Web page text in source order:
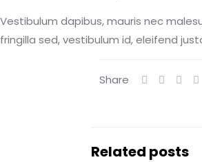
Vestibulum dapibus, mauris nec
fringilla sed, vestibulum id, eleifend
Share
Related posts